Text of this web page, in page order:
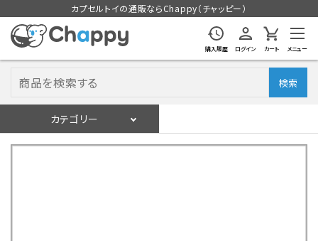
カプセルトイの通販ならChappy（チャッピー）
購入履歴 ログイン カート メニュー
検索
カテゴリー
ログイン 会員登録